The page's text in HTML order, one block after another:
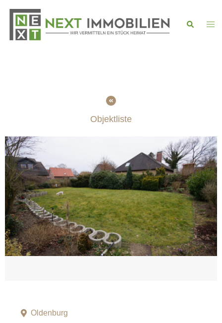
Objektliste
Oldenburg